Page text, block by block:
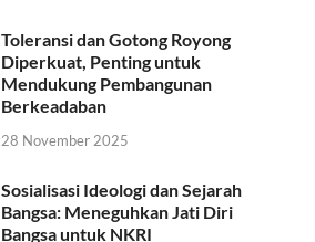
Toleransi dan Gotong Royong
Diperkuat, Penting untuk
Mendukung Pembangunan
Berkeadaban
28 November 2025
Sosialisasi Ideologi dan Sejarah
Bangsa: Meneguhkan Jati Diri
Bangsa untuk NKRI